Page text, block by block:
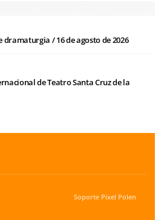
dramaturgia / 16 de agosto de 2026
de Teatro Santa Cruz de la
Soporte Pixel Polen